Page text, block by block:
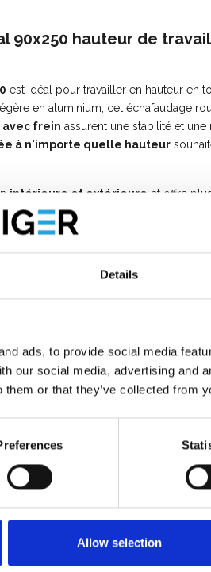
Details
ads, to provide social media
our social media, advertising and
them or that they’ve collected from
Allow selection
90x250 hauteur de travail
est idéal pour travailler en hauteur en
en aluminium, cet échafaudage
frein assurent une stabilité et
à n'importe quelle hauteur
intérieure et extérieure et offre
d’entretien, de montage et
durable, stable et fiable pour
Tous les éléments de